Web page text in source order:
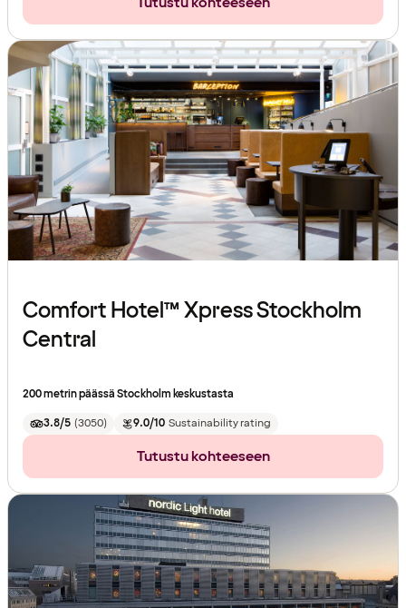
Comfort Hotel™ Xpress Stockholm
Central
200 metrin päässä Stockholm keskustasta
3.8/5 (3050) 9.0/10 Sustainability rating
Tutustu kohteeseen